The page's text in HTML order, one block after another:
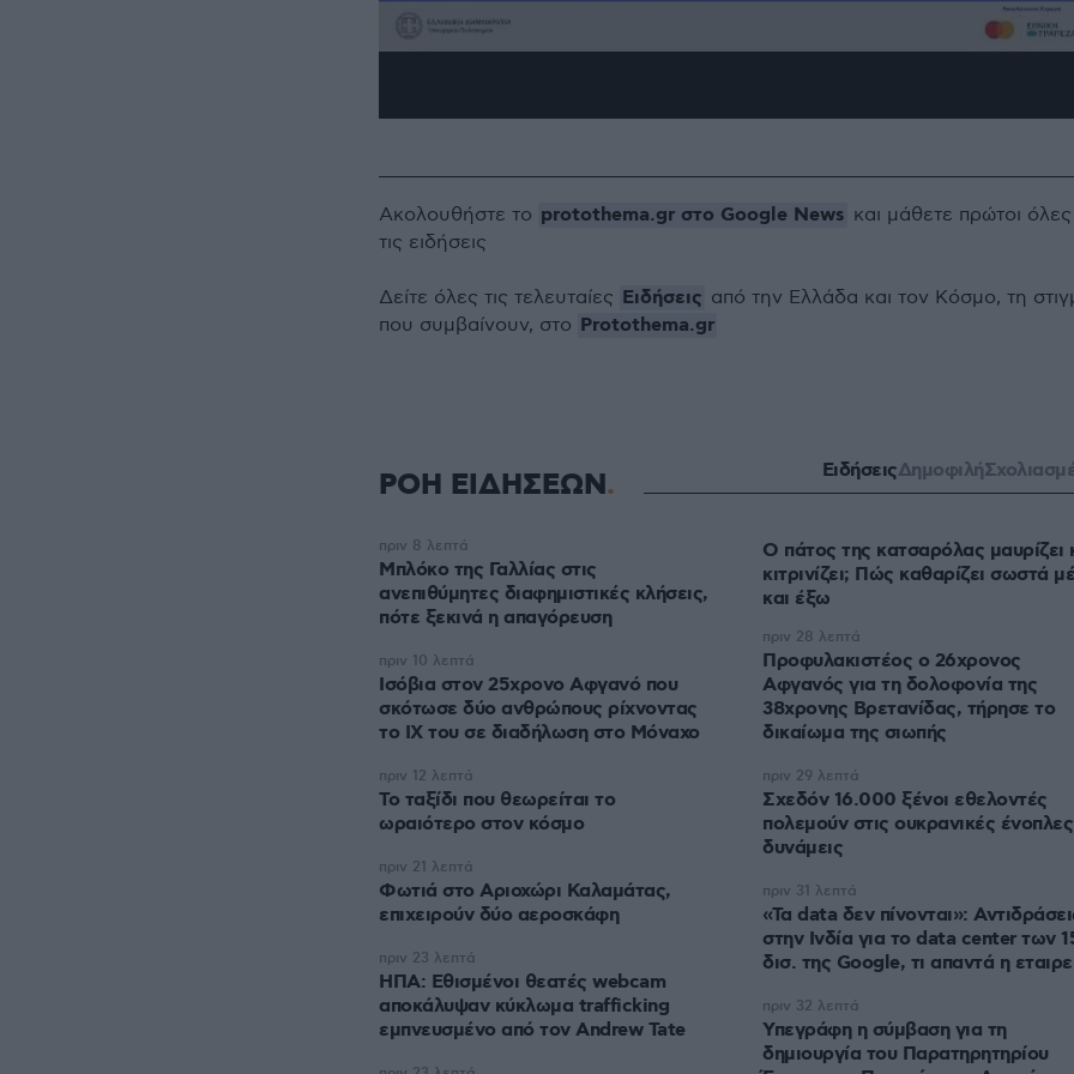
Ακολουθήστε το protothema.gr στο Google News και μάθετε πρώτοι όλες
τις ειδήσεις
Δείτε όλες τις τελευταίες Ειδήσεις από την Ελλάδα και τον Κόσμο, τη
που συμβαίνουν, στο Protothema.gr
ΡΟΗ ΕΙΔΗΣΕΩΝ ΕιδήσειςΔημοφιλή
Μπλόκο της Γαλλίας στις
ανεπιθύμητες διαφημιστικές κλήσεις,
πότε ξεκινά η απαγόρευση
πριν 8 λεπτά
Ισόβια στον 25χρονο Αφγανό που
σκότωσε δύο ανθρώπους ρίχνοντας
το ΙΧ του σε διαδήλωση στο Μόναχο
πριν 10 λεπτά
Το ταξίδι που θεωρείται το
ωραιότερο στον κόσμο
πριν 12 λεπτά
Φωτιά στο Αριοχώρι Καλαμάτας,
επιχειρούν δύο αεροσκάφη
πριν 21 λεπτά
ΗΠΑ: Εθισμένοι θεατές webcam
αποκάλυψαν κύκλωμα trafficking
εμπνευσμένο από τον Andrew Tate
πριν 23 λεπτά
Ο πάτος της κατσαρόλας μαυρίζει
κιτρινίζει; Πώς καθαρίζει σωστά
και έξω
Προφυλακιστέος ο 26χρονος
Αφγανός για τη δολοφονία της
38χρονης Βρετανίδας, τήρησε το
δικαίωμα της σιωπής
πριν 28 λεπτά
Σχεδόν 16.000 ξένοι εθελοντές
πολεμούν στις ουκρανικές ένοπλες
δυνάμεις
πριν 29 λεπτά
«Τα data δεν πίνονται»:
στην Ινδία για το data center των
δισ. της Google, τι απαντά η
πριν 31 λεπτά
Υπεγράφη η σύμβαση για τη
δημιουργία του Παρατηρητηρίου
πριν 32 λεπτά